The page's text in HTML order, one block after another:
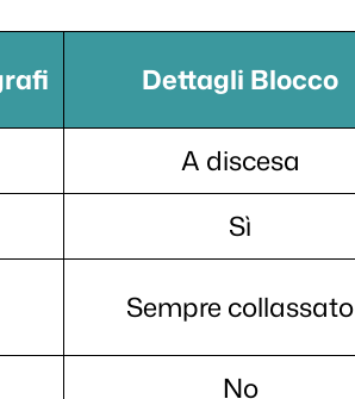
Dettagli Blocco
A discesa
Sì
Sempre collassato
No